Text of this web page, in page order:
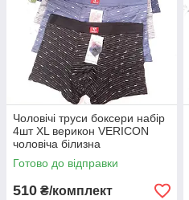
Чоловічі труси боксери набір
4шт XL верикон VERICON
чоловіча білизна
Готово до відправки
510 ₴/комплект